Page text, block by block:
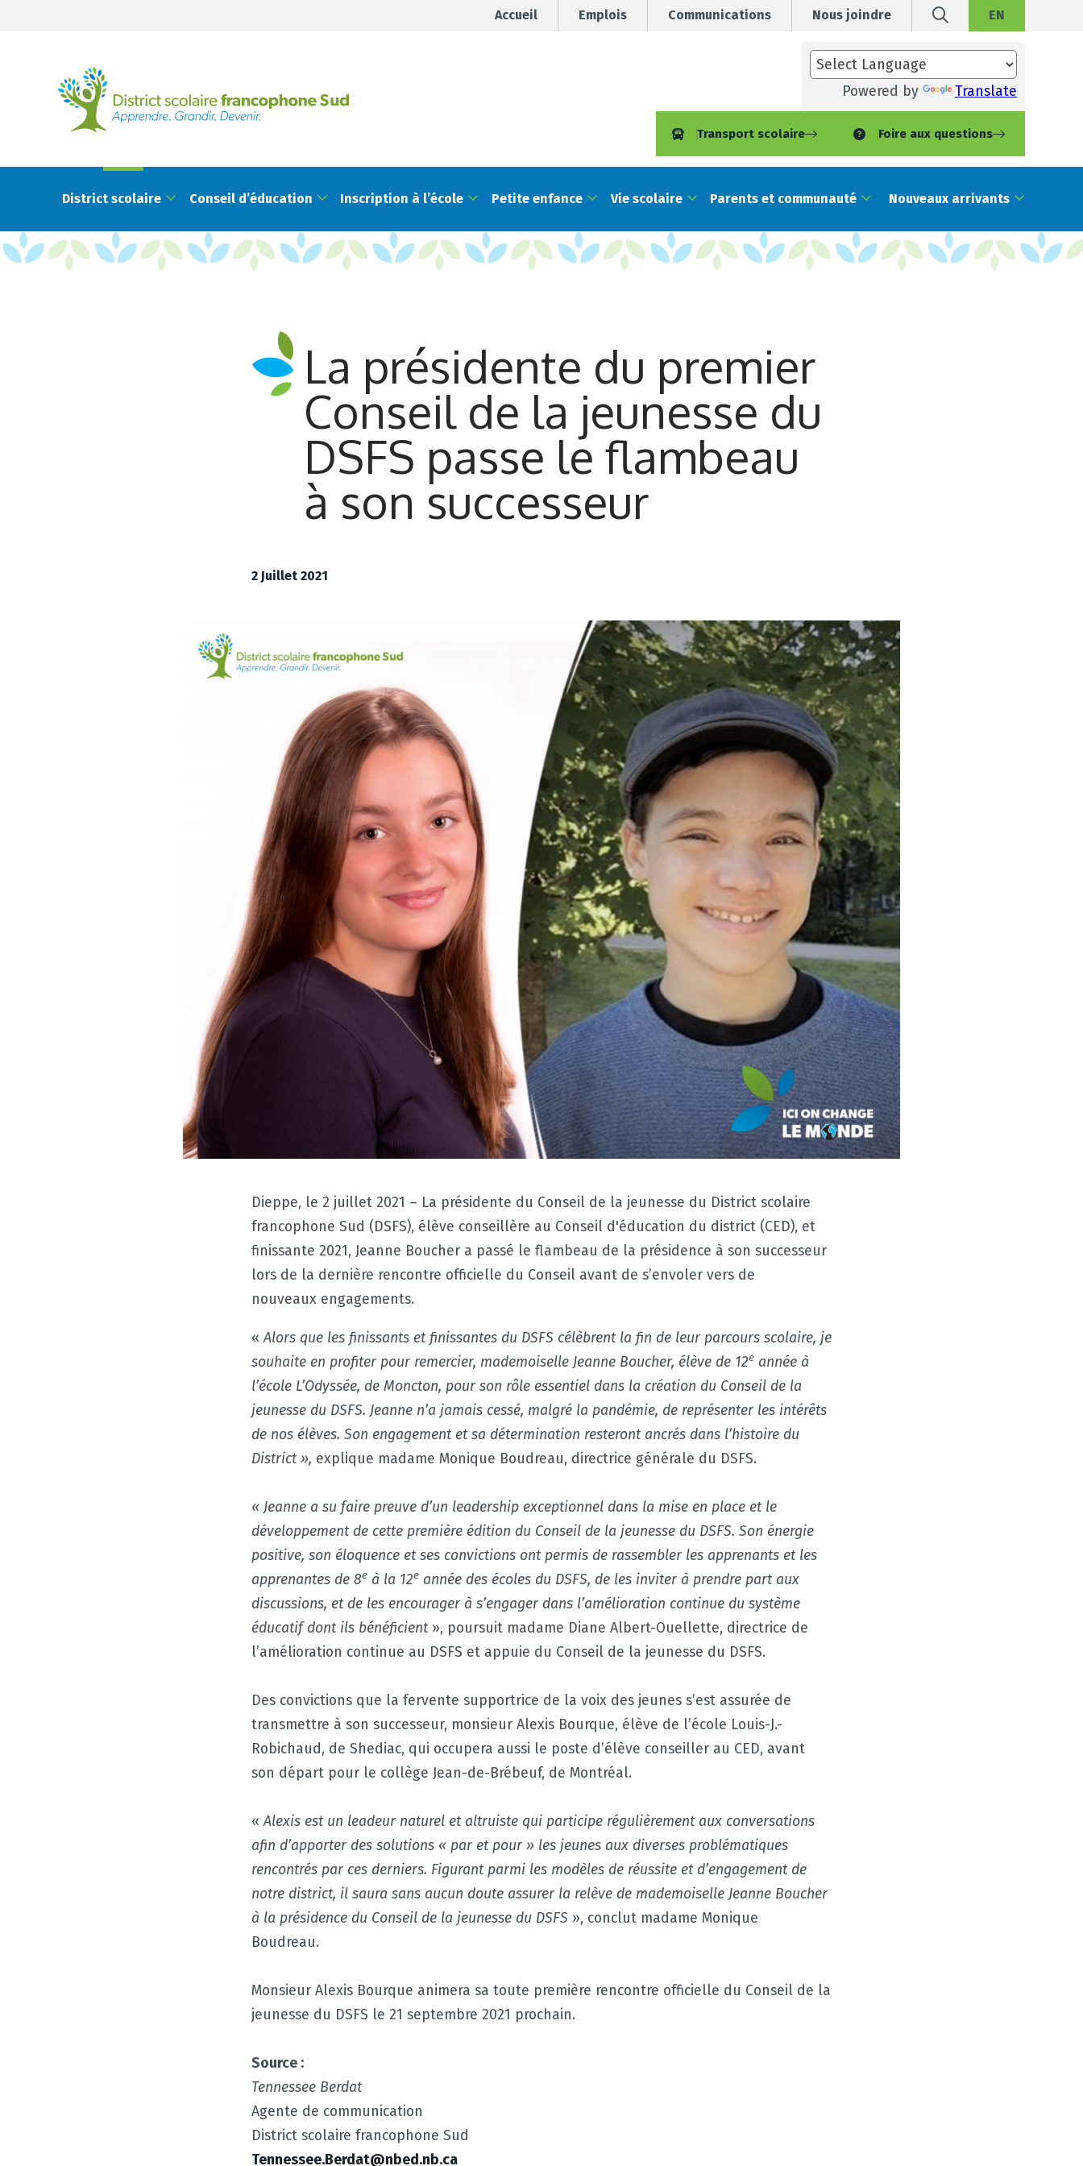
Accueil Emplois Communications Nous joindre EN
Powered by Translate
Transport scolaire Foire aux questions
District scolaire Conseil d’éducation Inscription à l’école Petite enfance Vie scolaire Parents et communauté Nouveaux arrivants
La présidente du premier
Conseil de la jeunesse du
DSFS passe le flambeau
à son successeur
2 Juillet 2021
Dieppe, le 2 juillet 2021 – La présidente du Conseil de la jeunesse du District scolaire
francophone Sud (DSFS), élève conseillère au Conseil d'éducation du district (CED), et
finissante 2021, Jeanne Boucher a passé le flambeau de la présidence à son successeur
lors de la dernière rencontre officielle du Conseil avant de s’envoler vers de
nouveaux engagements.
«Alors que les finissants et finissantes du DSFS célèbrent la fin de leur parcours scolaire, je
souhaite en profiter pour remercier, mademoiselle Jeanne Boucher, élève de 12e année à
l’école L’Odyssée, de Moncton, pour son rôle essentiel dans la création du Conseil de la
jeunesse du DSFS. Jeanne n’a jamais cessé, malgré la pandémie, de représenter les intérêts
de nos élèves. Son engagement et sa détermination resteront ancrés dans l’histoire du
District », explique madame Monique Boudreau, directrice générale du DSFS.
« Jeanne a su faire preuve d’un leadership exceptionnel dans la mise en place et le
développement de cette première édition du Conseil de la jeunesse du DSFS. Son énergie
positive, son éloquence et ses convictions ont permis de rassembler les apprenants et les
apprenantes de 8e à la 12e année des écoles du DSFS, de les inviter à prendre part aux
discussions, et de les encourager à s’engager dans l’amélioration continue du système
éducatif dont ils bénéficient », poursuit madame Diane Albert-Ouellette, directrice de
l’amélioration continue au DSFS et appuie du Conseil de la jeunesse du DSFS.
Des convictions que la fervente supportrice de la voix des jeunes s’est assurée de
transmettre à son successeur, monsieur Alexis Bourque, élève de l’école Louis-J.-
Robichaud, de Shediac, qui occupera aussi le poste d’élève conseiller au CED, avant
son départ pour le collège Jean-de-Brébeuf, de Montréal.
«Alexis est un leadeur naturel et altruiste qui participe régulièrement aux conversations
afin d’apporter des solutions « par et pour » les jeunes aux diverses problématiques
rencontrés par ces derniers. Figurant parmi les modèles de réussite et d’engagement de
notre district, il saura sans aucun doute assurer la relève de mademoiselle Jeanne Boucher
à la présidence du Conseil de la jeunesse du DSFS », conclut madame Monique
Boudreau.
Monsieur Alexis Bourque animera sa toute première rencontre officielle du Conseil de la
jeunesse du DSFS le 21 septembre 2021 prochain.
Source :
Tennessee Berdat
Agente de communication
District scolaire francophone Sud
Tennessee.Berdat@nbed.nb.ca